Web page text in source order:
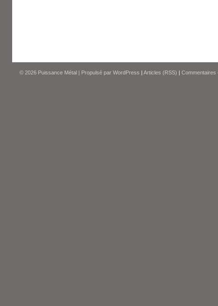
© 2026 Puissance Métal | Propulsé par WordPress | Articles (RSS) | Commentaires